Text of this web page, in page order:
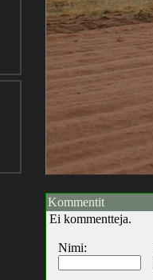
Kommentit
Ei kommentteja.
Nimi: